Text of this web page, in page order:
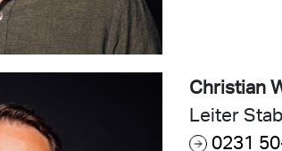
Christian
Leiter
0231